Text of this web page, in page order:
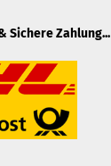
Sichere Zahlung...